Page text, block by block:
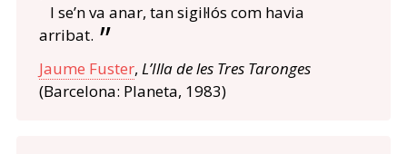
I se’n va anar, tan sigil·lós com havia
arribat.
Jaume Fuster, L’Illa de les Tres Taronges
(Barcelona: Planeta, 1983)